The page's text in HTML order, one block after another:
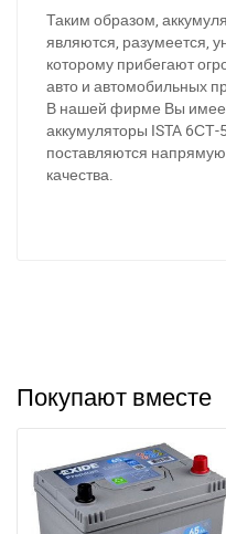
Таким образом,
являются, разумеется,
которому прибегают
авто и автомобильных
В нашей фирме Вы
аккумуляторы ISTA 6СТ-
поставляются
качества.
Покупают вместе